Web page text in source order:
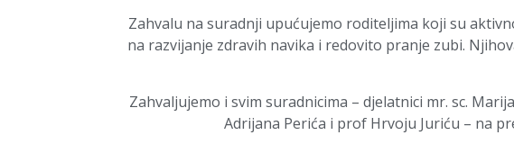
Zahvalu na suradnji upućujemo roditeljima koji su
na razvijanje zdravih navika i redovito pranje zubi.
Zahvaljujemo i svim suradnicima – djelatnici mr. sc.
Adrijana Perića i prof Hrvoju Juriću – na